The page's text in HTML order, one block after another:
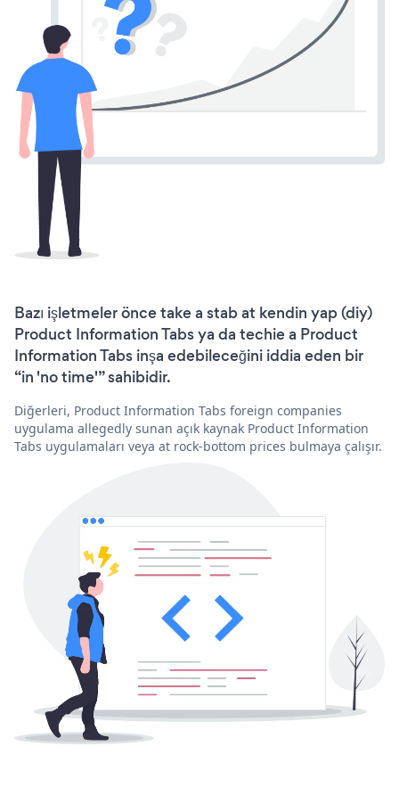
Bazı işletmeler önce take a stab at kendin yap (diy)
Product Information Tabs ya da techie a Product
Information Tabs inşa edebileceğini iddia eden bir
“in 'no time'” sahibidir.
Diğerleri, Product Information Tabs foreign companies
uygulama allegedly sunan açık kaynak Product Information
Tabs uygulamaları veya at rock-bottom prices bulmaya çalışır.